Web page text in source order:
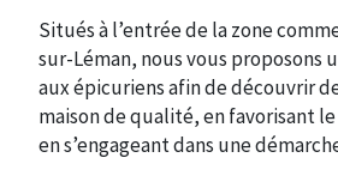
Situés à l’entrée de la zone
sur-Léman, nous vous proposons
aux épicuriens afin de découvrir
maison de qualité, en favorisant
en s’engageant dans une